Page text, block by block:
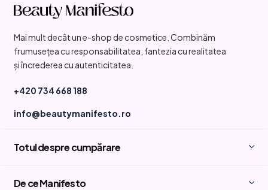
Mai mult decât un e-shop de cosmetice. Combinăm
frumusețea cu responsabilitatea, fantezia cu realitatea
și încrederea cu autenticitatea.
+420 734 668 188
info@beautymanifesto.ro
Totul despre cumpărare
De ce Manifesto